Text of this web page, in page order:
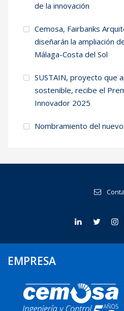
de la innovación
Cemosa, Fairbanks
diseñarán la ampliación
Málaga-Costa del Sol
SUSTAIN, proyecto que
sostenible, recibe el
Innovador 2025
Nombramiento del
EMPRESA